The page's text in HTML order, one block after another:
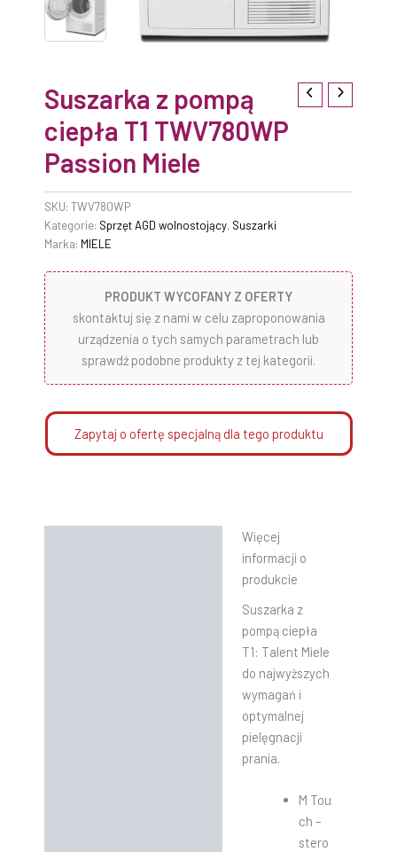
Suszarka z pompą
ciepła T1 TWV780WP
Passion Miele
SKU: TWV780WP
Kategorie: Sprzęt AGD wolnostojący, Suszarki
Marka: MIELE
PRODUKT WYCOFANY Z OFERTY
skontaktuj się z nami w celu zaproponowania
urządzenia o tych samych parametrach lub
sprawdź podobne produkty z tej kategorii.
Zapytaj o ofertę specjalną dla tego produktu
Więcej
informacji o
produkcie
Suszarka z
pompą ciepła
T1: Talent Miele
do najwyższych
wymagań i
optymalnej
pielęgnacji
prania.
M Tou
ch –
stero